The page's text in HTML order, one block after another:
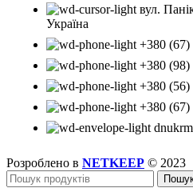
вул.
Україна
+380 (67)
+380 (98)
+380 (56)
+380 (67)
Розроблено в NETKEEP © 2023